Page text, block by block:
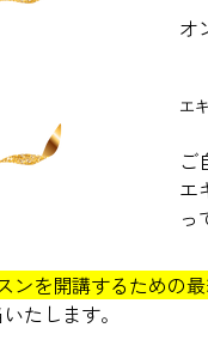
オ
エ
ご
エ
っ
ンを開講するための
たします。